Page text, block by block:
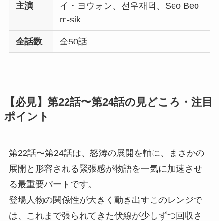
主演
イ・ヨウォン、선우재덕、Seo Beo
m-sik
全話数 全50話
【必見】第22話〜第24話の見どころ・注目
ポイント
第22話〜第24話は、怒涛の展開を軸に、まさかの
展開と形容される緊張感が物語を一気に加速させ
る最重要パートです。
登場人物の関係性が大きく動き出すこのレンジで
は、これまで張られてきた伏線が少しずつ回収さ